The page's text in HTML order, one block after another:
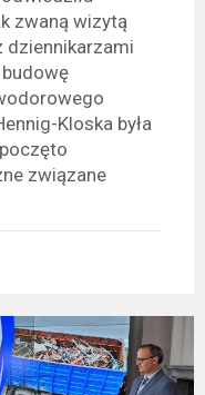
zwaną wizytą
dziennikarzami
Kloska była
związane